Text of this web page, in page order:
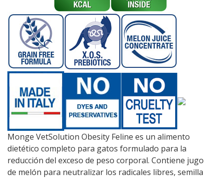
Monge VetSolution Obesity Feline es un alimento
dietético completo para gatos formulado para la
reducción del exceso de peso corporal. Contiene jugo
de melón para neutralizar los radicales libres, semilla